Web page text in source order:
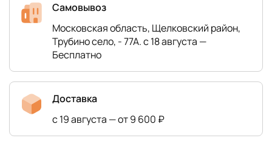
Самовывоз
Московская область, Щелковский район,
Трубино село, - 77А. с 18 августа —
Бесплатно
Доставка
с 19 августа — от 9 600 ₽